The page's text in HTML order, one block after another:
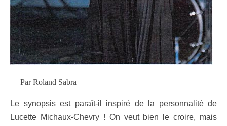
— Par Roland Sabra —
Le synopsis est paraît-il inspiré de la personnalité de
Lucette Michaux-Chevry ! On veut bien le croire, mais